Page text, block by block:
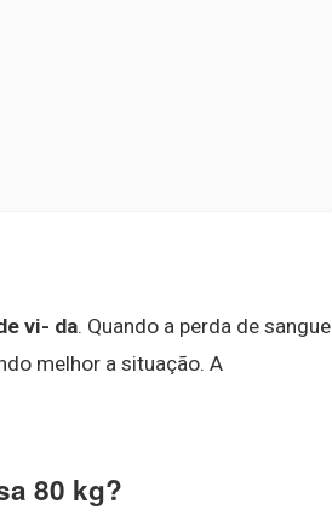
vi- da. Quando a perda de sangue
melhor a situação. A
80 kg?